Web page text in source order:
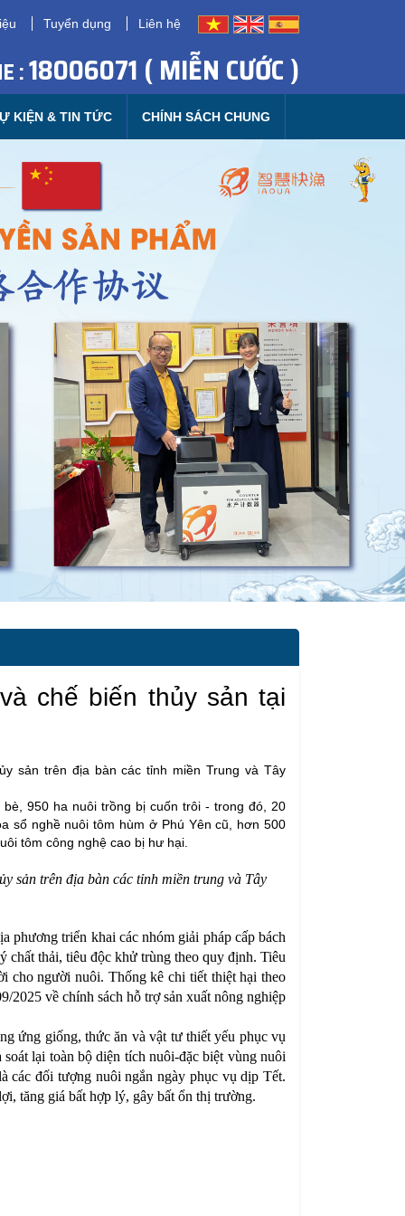
Tuyển dụng Liên hệ
:18006071 ( MIỄN CƯỚC )
KIỆN & TIN TỨC CHÍNH SÁCH CHUNG
chế biến thủy sản tại
sản trên địa bàn các tỉnh miền Trung và Tây
950 ha nuôi trồng bị cuốn trôi - trong đó, 20
sổ nghề nuôi tôm hùm ở Phú Yên cũ, hơn 500
tôm công nghệ cao bị hư hại.
sản trên địa bàn các tỉnh miền trung và Tây
triển khai các nhóm giải pháp cấp bách
chất thải, tiêu độc khử trùng theo quy định. Tiêu
cho người nuôi. Thống kê chi tiết thiệt hại theo
về chính sách hỗ trợ sản xuất nông nghiệp
ứng giống, thức ăn và vật tư thiết yếu phục vụ
lại toàn bộ diện tích nuôi-đặc biệt vùng nuôi
các đối tượng nuôi ngắn ngày phục vụ dịp Tết.
tăng giá bất hợp lý, gây bất ổn thị trường.